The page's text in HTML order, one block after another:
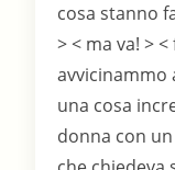
cosa stanno
> < ma va! >
avvicinammo
una cosa
donna con